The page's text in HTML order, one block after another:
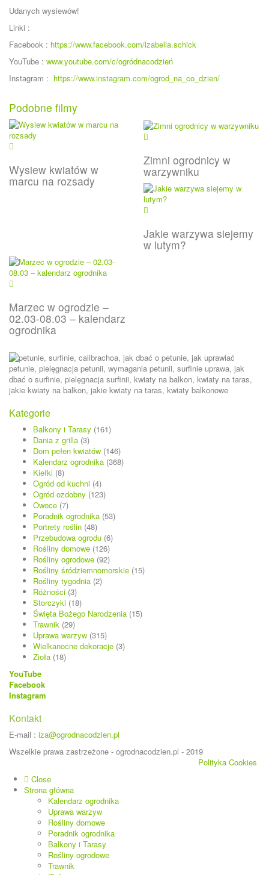
Udanych wysiewów!
Linki :
Facebook : https://www.facebook.com/izabella.schick
YouTube : www.youtube.com/c/ogródnacodzień
Instagram : https://www.instagram.com/ogrod_na_co_dzien/
Podobne filmy
Wysiew kwiatów w
marcu na rozsady
Zimni ogrodnicy w
warzywniku
Jakie warzywa siejemy
w lutym?
Marzec w ogrodzie –
02.03-08.03 – kalendarz
ogrodnika
Kategorie
Balkony i Tarasy (161)
Dania z grilla (3)
Dom pełen kwiatów (146)
Kalendarz ogrodnika (368)
Kiełki (8)
Ogród od kuchni (4)
Ogród ozdobny (123)
Owoce (7)
Poradnik ogrodnika (53)
Portrety roślin (48)
Przebudowa ogrodu (6)
Rośliny domowe (126)
Rośliny ogrodowe (92)
Rośliny śródziemnomorskie (15)
Rośliny tygodnia (2)
Różności (3)
Storczyki (18)
Święta Bożego Narodzenia (15)
Trawnik (29)
Uprawa warzyw (315)
Wielkanocne dekoracje (3)
Zioła (18)
YouTube
Facebook
Instagram
Kontakt
E-mail : iza@ogrodnacodzien.pl
Wszelkie prawa zastrzeżone - ogrodnacodzien.pl - 2019
Polityka Cookies
Close
Strona główna
Kalendarz ogrodnika
Uprawa warzyw
Rośliny domowe
Poradnik ogrodnika
Balkony i Tarasy
Rośliny ogrodowe
Trawnik